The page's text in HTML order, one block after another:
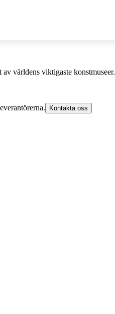
världens viktigaste konstmuseer.
Kontakta oss